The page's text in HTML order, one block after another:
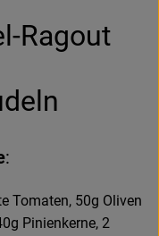
Ragout
:
Tomaten, 50g Oliven
Pinienkerne, 2